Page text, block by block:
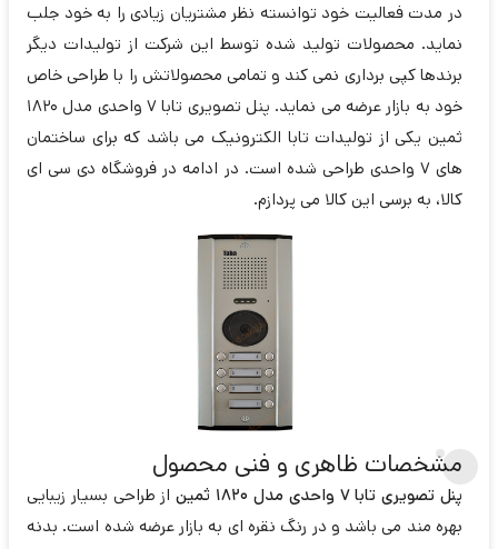
در مدت فعالیت خود توانسته نظر مشتریان زیادی را به خود جلب
نماید. محصولات تولید شده توسط این شرکت از تولیدات دیگر
برندها کپی برداری نمی کند و تمامی محصولاتش را با طراحی خاص
خود به بازار عرضه می نماید. پنل تصویری تابا 7 واحدی مدل 1820
ثمین یکی از تولیدات تابا الکترونیک می باشد که برای ساختمان
های 7 واحدی طراحی شده است. در ادامه در فروشگاه دی سی ای
کالا، به برسی این کالا می پردازم.
مشخصات ظاهری و فنی محصول
پنل تصویری تابا 7 واحدی مدل 1820 ثمین
از طراحی بسیار زیبایی
بهره مند می باشد و در رنگ نقره ای به بازار عرضه شده است. بدنه